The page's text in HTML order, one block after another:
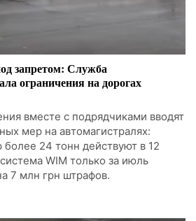
запретом: Служба
ограничения на дорогах
вместе с подрядчиками вводят
мер на автомагистралях:
24 тонн действуют в 12
WIM только за июль
7 млн грн штрафов.